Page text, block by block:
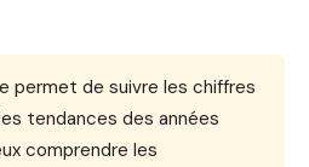
permet de suivre les chiffres
tendances des années
comprendre les